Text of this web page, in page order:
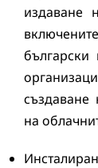
издаване
български
създаване
на